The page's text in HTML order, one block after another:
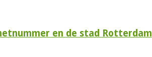
en de stad Rotterdam